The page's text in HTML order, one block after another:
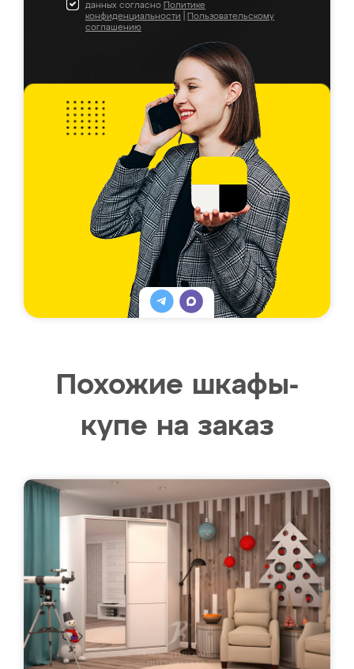
данных согласно Политике
конфиденциальности
Пользовательскому
соглашению
Похожие шкафы-
купе на заказ